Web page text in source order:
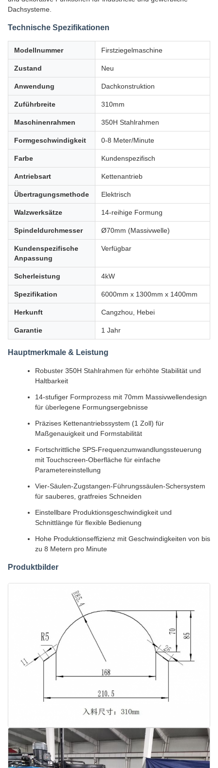
Dachsysteme.
Technische Spezifikationen
Modellnummer Firstziegelmaschine
Zustand Neu
Anwendung Dachkonstruktion
Zuführbreite 310mm
Maschinenrahmen 350H Stahlrahmen
Formgeschwindigkeit 0-8 Meter/Minute
Farbe Kundenspezifisch
Antriebsart Kettenantrieb
Übertragungsmethode Elektrisch
Walzwerksätze 14-reihige Formung
Spindeldurchmesser Ø70mm (Massivwelle)
Kundenspezifische
Anpassung
Verfügbar
Scherleistung 4kW
Spezifikation 6000mm x 1300mm x 1400mm
Herkunft Cangzhou, Hebei
Garantie 1 Jahr
Hauptmerkmale & Leistung
Robuster 350H Stahlrahmen für erhöhte Stabilität und
Haltbarkeit
14-stufiger Formprozess mit 70mm Massivwellendesign
für überlegene Formungsergebnisse
Präzises Kettenantriebssystem (1 Zoll) für
Maßgenauigkeit und Formstabilität
Fortschrittliche SPS-Frequenzumwandlungssteuerung
mit Touchscreen-Oberfläche für einfache
Parametereinstellung
Vier-Säulen-Zugstangen-Führungssäulen-Schersystem
für sauberes, gratfreies Schneiden
Einstellbare Produktionsgeschwindigkeit und
Schnittlänge für flexible Bedienung
Hohe Produktionseffizienz mit Geschwindigkeiten von bis
zu 8 Metern pro Minute
Produktbilder